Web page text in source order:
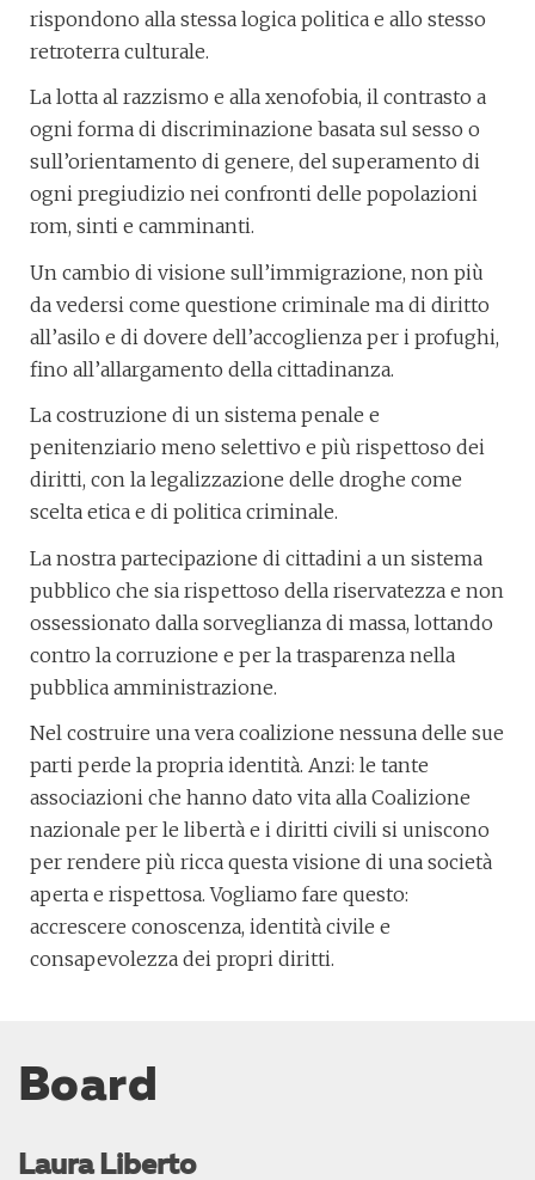
rispondono alla stessa logica politica e allo stesso
retroterra culturale.
La lotta al razzismo e alla xenofobia, il contrasto a
ogni forma di discriminazione basata sul sesso o
sull’orientamento di genere, del superamento di
ogni pregiudizio nei confronti delle popolazioni
rom, sinti e camminanti.
Un cambio di visione sull’immigrazione, non più
da vedersi come questione criminale ma di diritto
all’asilo e di dovere dell’accoglienza per i profughi,
fino all’allargamento della cittadinanza.
La costruzione di un sistema penale e
penitenziario meno selettivo e più rispettoso dei
diritti, con la legalizzazione delle droghe come
scelta etica e di politica criminale.
La nostra partecipazione di cittadini a un sistema
pubblico che sia rispettoso della riservatezza e non
ossessionato dalla sorveglianza di massa, lottando
contro la corruzione e per la trasparenza nella
pubblica amministrazione.
Nel costruire una vera coalizione nessuna delle sue
parti perde la propria identità. Anzi: le tante
associazioni che hanno dato vita alla Coalizione
nazionale per le libertà e i diritti civili si uniscono
per rendere più ricca questa visione di una società
aperta e rispettosa. Vogliamo fare questo:
accrescere conoscenza, identità civile e
consapevolezza dei propri diritti.
Board
Laura Liberto